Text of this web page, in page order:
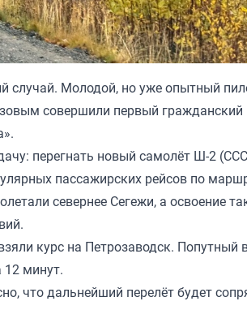
случай. Молодой, но уже опытный
совершили первый гражданский
перегнать новый самолёт Ш-2
пассажирских рейсов по
севернее Сегежи, а освоение
курс на Петрозаводск. Попутный
12 минут.
что дальнейший перелёт будет